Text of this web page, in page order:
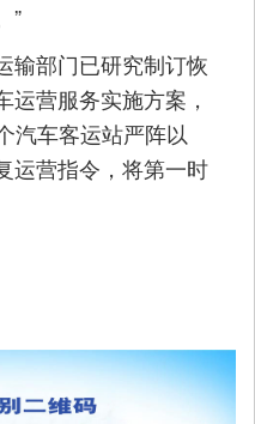
”
部门已研究制订恢
营服务实施方案，
汽车客运站严阵以
运营指令，将第一时